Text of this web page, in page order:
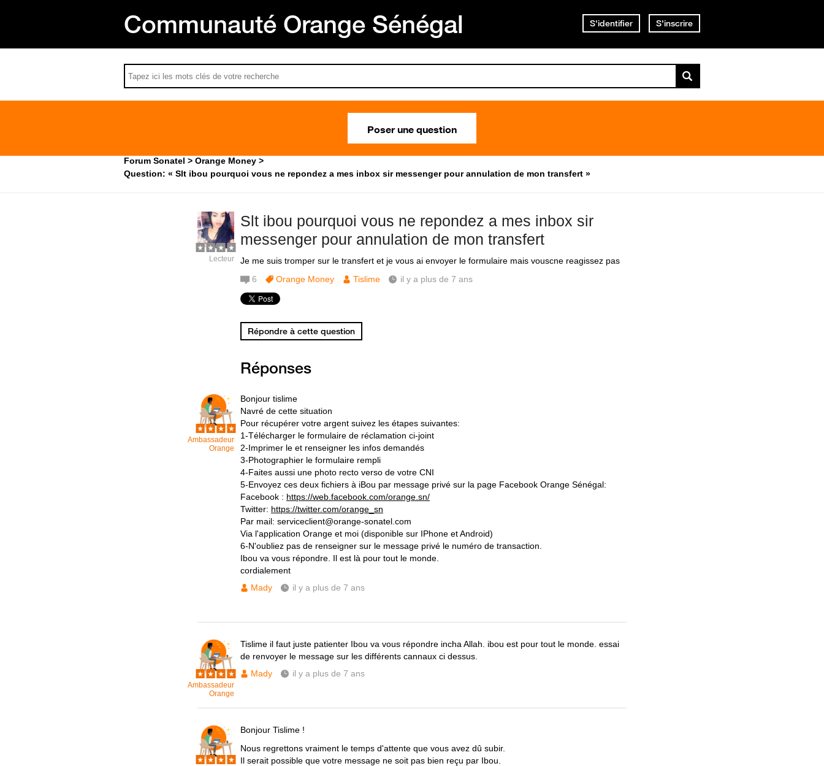
Communauté Orange Sénégal S'identifier S'inscrire
Poser une question
Forum Sonatel
Orange Money
Question: « Slt ibou pourquoi vous ne repondez a mes inbox sir messenger pour annulation de mon transfert »
Slt ibou pourquoi vous ne repondez a mes inbox sir
messenger pour annulation de mon transfert
Je me suis tromper sur le transfert et je vous ai envoyer le formulaire mais vouscne reagissez pas
Lecteur
6 Orange Money Tislime il y a plus de 7 ans
Répondre à cette question
Réponses
Ambassadeur
Orange
Bonjour tislime
Navré de cette situation
Pour récupérer votre argent suivez les étapes suivantes:
1-Télécharger le formulaire de réclamation ci-joint
2-Imprimer le et renseigner les infos demandés
3-Photographier le formulaire rempli
4-Faites aussi une photo recto verso de votre CNI
5-Envoyez ces deux fichiers à iBou par message privé sur la page Facebook Orange Sénégal:
Facebook : https://web.facebook.com/orange.sn/
Twitter: https://twitter.com/orange_sn
Par mail: serviceclient@orange-sonatel.com
Via l'application Orange et moi (disponible sur IPhone et Android)
6-N'oubliez pas de renseigner sur le message privé le numéro de transaction.
Ibou va vous répondre. Il est là pour tout le monde.
cordialement
Mady
il y a plus de 7 ans
Ambassadeur
Orange
Tislime il faut juste patienter Ibou va vous répondre incha Allah. ibou est pour tout le monde. essai
de renvoyer le message sur les différents cannaux ci dessus.
Mady
il y a plus de 7 ans
Bonjour Tislime !
Nous regrettons vraiment le temps d'attente que vous avez dû subir.
Il serait possible que votre message ne soit pas bien reçu par Ibou.